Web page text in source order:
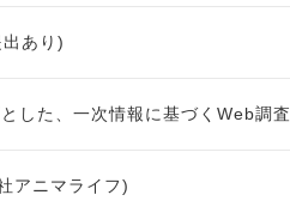
あり)
した、一次情報に基づくWeb調査
アニマライフ)